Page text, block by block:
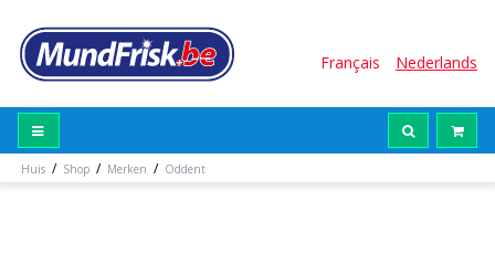
Français Nederlands
Huis / Shop / Merken / Oddent